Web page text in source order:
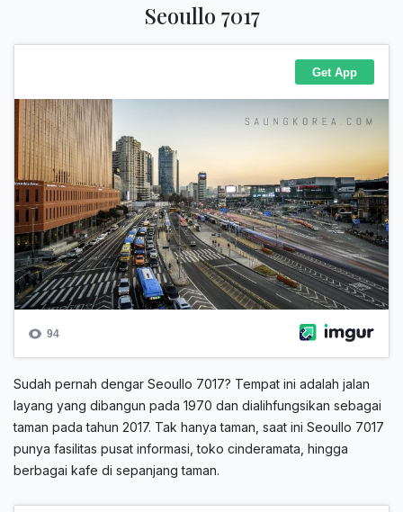
Seoullo 7017
Sudah pernah dengar Seoullo 7017? Tempat ini adalah jalan
layang yang dibangun pada 1970 dan dialihfungsikan sebagai
taman pada tahun 2017. Tak hanya taman, saat ini Seoullo 7017
punya fasilitas pusat informasi, toko cinderamata, hingga
berbagai kafe di sepanjang taman.